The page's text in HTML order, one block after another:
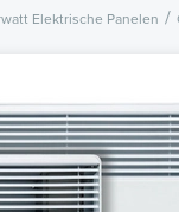
Elektrische Panelen